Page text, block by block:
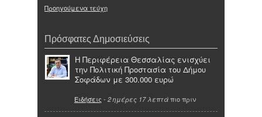
Προηγούμενα τεύχη
Πρόσφατες Δημοσιεύσεις
Η Περιφέρεια Θεσσαλίας ενισχύει
την Πολιτική Προστασία του Δήμου
Σοφάδων με 300.000 ευρώ
Ειδήσεις - 2 ημέρες 17 λεπτά πιο πριν